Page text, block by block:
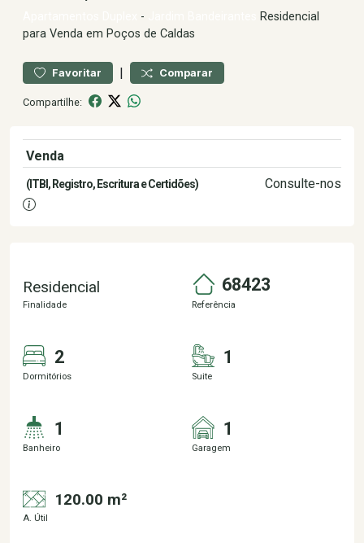
-
Residencial
para Venda em Poços de Caldas
Favoritar | Comparar
Compartilhe:
Venda
(ITBI, Registro, Escritura e Certidões) Consulte-nos
Residencial
Finalidade
68423
Referência
2
Dormitórios
1
Suite
1
Banheiro
1
Garagem
120.00 m²
A. Útil